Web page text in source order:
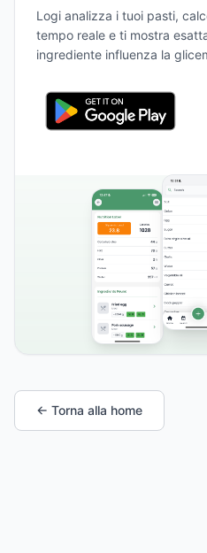
Logi analizza i tuoi pasti,
tempo reale e ti mostra
ingrediente influenza la
← Torna alla home